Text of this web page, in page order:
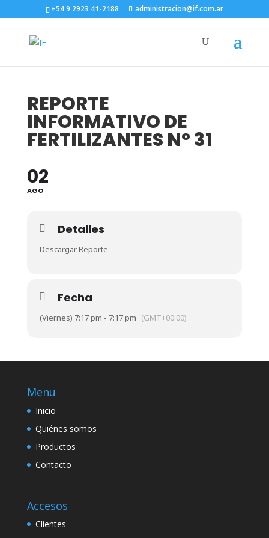
+54 9 2923 41-2188 administracion@if.com.ar
REPORTE
INFORMATIVO DE
FERTILIZANTES N° 31
02
AGO
Detalles
Descargar Reporte
Fecha
(Viernes) 7:17 pm - 7:17 pm (GMT+00:00)
Menu
Inicio
Quiénes somos
Productos
Contacto
Accesos
Clientes